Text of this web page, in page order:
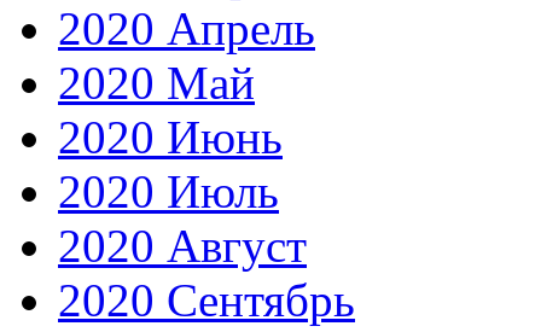
2020 Апрель
2020 Май
2020 Июнь
2020 Июль
2020 Август
2020 Сентябрь